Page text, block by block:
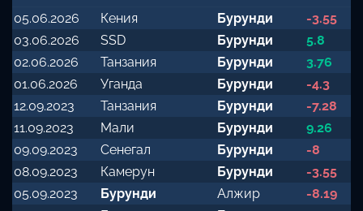
05.06.2026 Кения Бурунди
-3.55
03.06.2026
SSD Бурунди
5.8
02.06.2026
Танзания Бурунди
3.76
01.06.2026
Уганда Бурунди
-4.3
12.09.2023
Танзания Бурунди
-7.28
11.09.2023
Мали Бурунди
9.26
09.09.2023
Сенегал Бурунди
-8
08.09.2023
Камерун Бурунди
-3.55
05.09.2023
Бурунди Алжир
-8.19